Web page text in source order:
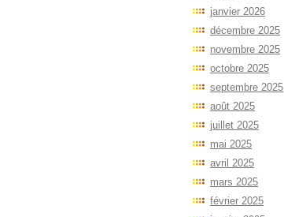
janvier 2026
décembre 2025
novembre 2025
octobre 2025
septembre 2025
août 2025
juillet 2025
mai 2025
avril 2025
mars 2025
février 2025